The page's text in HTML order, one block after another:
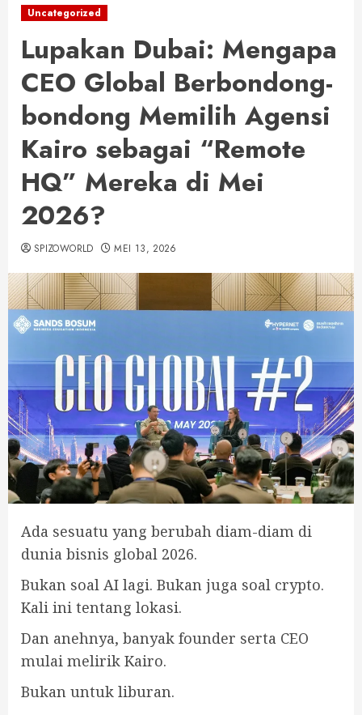
Uncategorized
Lupakan Dubai: Mengapa
CEO Global Berbondong-
bondong Memilih Agensi
Kairo sebagai “Remote
HQ” Mereka di Mei
2026?
SPIZOWORLD MEI 13, 2026
Ada sesuatu yang berubah diam-diam di
dunia bisnis global 2026.
Bukan soal AI lagi. Bukan juga soal crypto.
Kali ini tentang lokasi.
Dan anehnya, banyak founder serta CEO
mulai melirik Kairo.
Bukan untuk liburan.